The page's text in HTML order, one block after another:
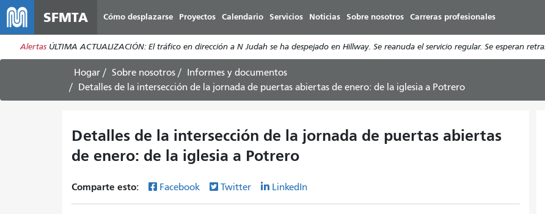
al
contenido
principal
SFMTA Cómo desplazarse Proyectos Calendario Servicios Noticias Sobre nosotros Carreras profesionales
Alertas ÚLTIMA ACTUALIZACIÓN: El tráfico en dirección a N Judah se ha despejado en Hillway. Se reanuda el servicio regular. Se esperan
Hogar Sobre nosotros
Informes y documentos
Detalles de la intersección de la jornada de puertas abiertas de enero: de la iglesia a Potrero
Detalles de la intersección de la jornada de puertas abiertas
de enero: de la iglesia a Potrero
Comparte esto: Facebook Twitter LinkedIn